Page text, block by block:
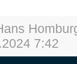
7:42